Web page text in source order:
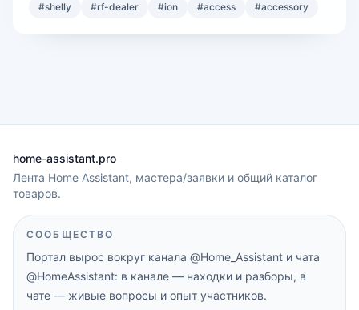
#shelly #rf-dealer #ion #access #accessory
home-assistant.pro
Лента Home Assistant, мастера/заявки и общий каталог
товаров.
СООБЩЕСТВО
Портал вырос вокруг канала @Home_Assistant и чата
@HomeAssistant: в канале — находки и разборы, в
чате — живые вопросы и опыт участников.